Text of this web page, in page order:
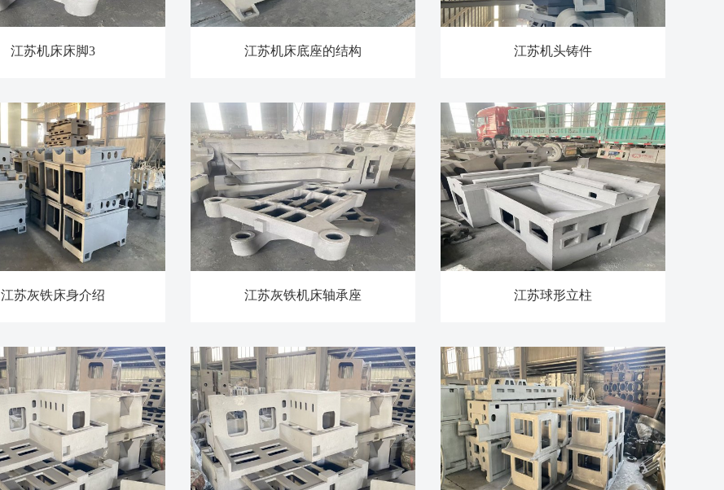
江苏机床床脚3 江苏机床底座的结构 江苏机头铸件
江苏灰铁床身介绍 江苏灰铁机床轴承座 江苏球形立柱